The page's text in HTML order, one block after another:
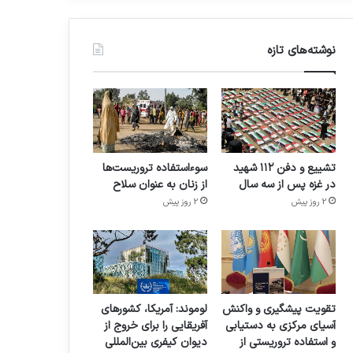
نوشته‌های تازه
تشییع و دفن ۱۱۲ شهید
در غزه پس از سه سال
2 روز پیش
سوءاستفاده تروریست‌ها
از زنان به عنوان سلاح
2 روز پیش
تقویت پیشگیری و واکنش
آسیای مرکزی به دستیابی
و استفاده تروریستی از
لوموند: آمریکا، کشورهای
آفریقایی را برای خروج از
دیوان کیفری بین‌المللی